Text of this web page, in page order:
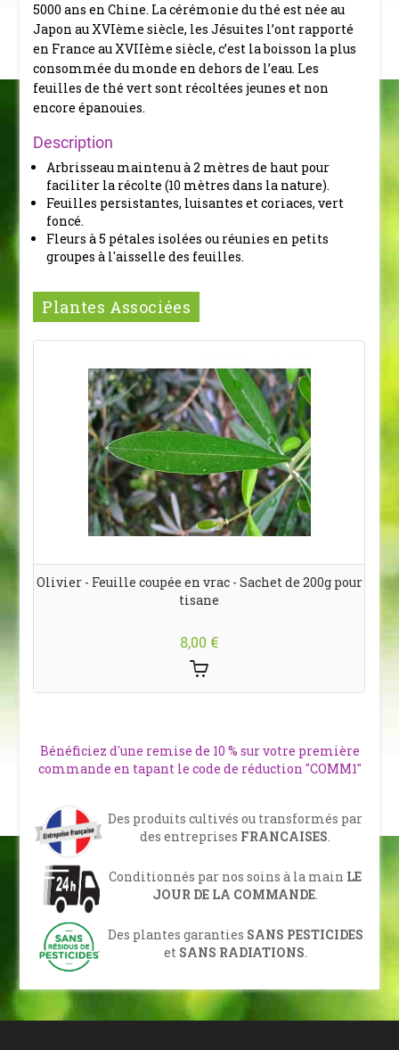
5000 ans en Chine. La cérémonie du thé est née au
Japon au XVIème siècle, les Jésuites l’ont rapporté
en France au XVIIème siècle, c’est la boisson la plus
consommée du monde en dehors de l’eau. Les
feuilles de thé vert sont récoltées jeunes et non
encore épanouies.
Description
Arbrisseau maintenu à 2 mètres de haut pour
faciliter la récolte (10 mètres dans la nature).
Feuilles persistantes, luisantes et coriaces, vert
foncé.
Fleurs à 5 pétales isolées ou réunies en petits
groupes à l'aisselle des feuilles.
Plantes Associées
Olivier - Feuille coupée en vrac - Sachet de 200g pour
tisane
8,00 €
Bénéficiez d'une remise de 10 % sur votre première
commande en tapant le code de réduction "COMM1"
Des produits cultivés ou transformés par
des entreprises FRANCAISES.
Conditionnés par nos soins à la main LE
JOUR DE LA COMMANDE.
Des plantes garanties SANS PESTICIDES
et SANS RADIATIONS.